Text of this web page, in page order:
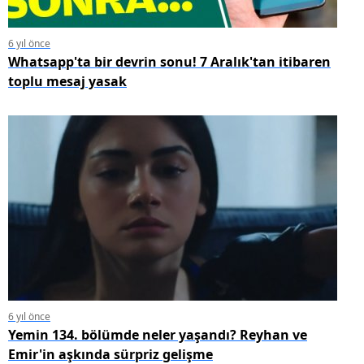
6 yıl önce
Whatsapp'ta bir devrin sonu! 7 Aralık'tan itibaren
toplu mesaj yasak
6 yıl önce
Yemin 134. bölümde neler yaşandı? Reyhan ve
Emir'in aşkında sürpriz gelişme